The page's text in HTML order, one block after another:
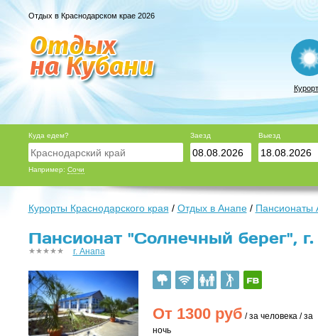
Отдых в Краснодарском крае 2026
Куда едем?
Например: Сочи
Заезд Выезд
Курорты Краснодарского края / Отдых в Анапе/ Пансионаты
Пансионат "Солнечный берег",
г. Анапа
От 1300руб / за человека / за
ночь